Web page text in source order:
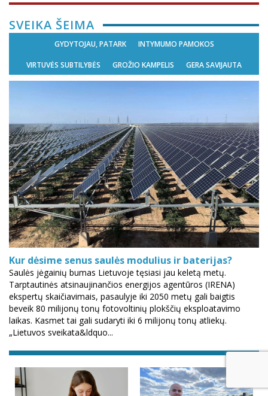
SVEIKA ŠEIMA
GYDYTOJAU, PATARK INTYMUMO PAMOKOS
VIRTUVĖS SUBTILYBĖS GROŽIO KAMPELIS GERA SAVIJAUTA
Kur dėsime senus saulės modulius ir baterijas?
Saulės jėgainių bumas Lietuvoje tęsiasi jau keletą metų.
Tarptautinės atsinaujinančios energijos agentūros (IRENA)
ekspertų skaičiavimais, pasaulyje iki 2050 metų gali baigtis
beveik 80 milijonų tonų fotovoltinių plokščių eksploatavimo
laikas. Kasmet tai gali sudaryti iki 6 milijonų tonų atliekų.
„Lietuvos sveikata&ldquo...